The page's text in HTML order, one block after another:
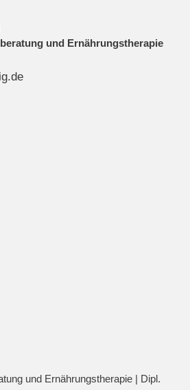
und Ernährungstherapie
und Ernährungstherapie | Dipl.